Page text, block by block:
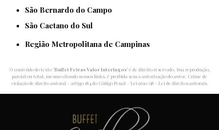
São Bernardo do Campo
São Caetano do Sul
Região Metropolitana de Campinas
O conteúdo do texto "Buffet Feiras Valor Interlagos" é de direito reservado. Sua reprodução,
parcial ou total, mesmo citando nossos links, é proibida sem a autorização do autor. Crime de
violação de direito autoral – artigo 184 do Código Penal – Lei 9610/98 - Lei de direitos autorais.